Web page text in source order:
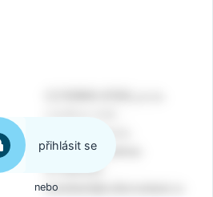
přihlásit se
nebo